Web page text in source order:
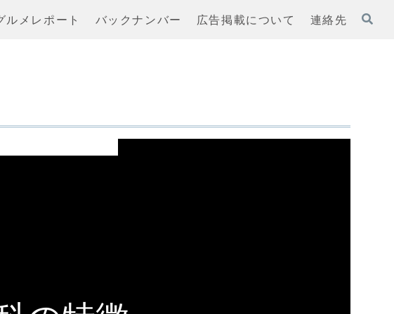
ルメレポート バックナンバー 広告掲載について 連絡先
以降の結果を